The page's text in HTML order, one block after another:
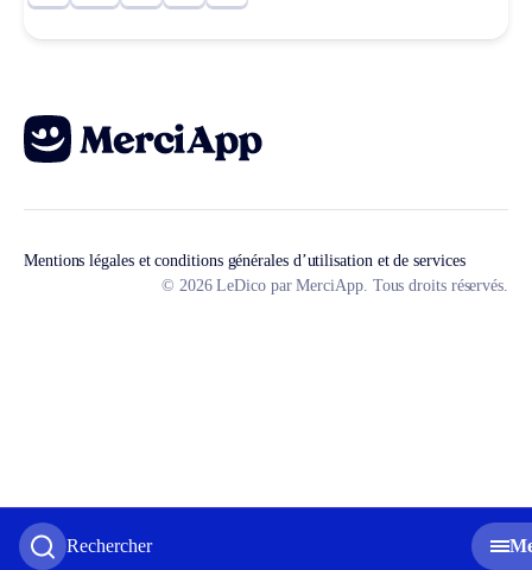
Rechercher
Mentions légales et conditions générales d’utilisation et de services
© 2026 LeDico par MerciApp. Tous droits réservés.